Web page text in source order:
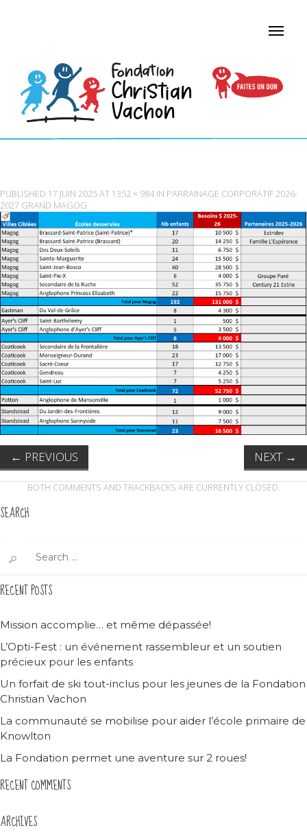
PUBLISHED 17 JUIN 2025AT 1352 × 984 IN PARRAINAGE CORPORATIF 2026-
2027 GRAND MAGOG
← PREVIOUS NEXT →
BOTH COMMENTS AND TRACKBACKS ARE CURRENTLY CLOSED.
SEARCH
for:
RECENT POSTS
Mission accomplie… et même dépassée!
L’Opti-Fest : un événement rassembleur et un soutien
précieux pour les enfants
Un forfait de ski tout-inclus pour les jeunes de la Fondation
Christian Vachon
La communauté se mobilise pour aider l’école primaire de
Knowlton
La Fondation permet une aventure sur 2 roues!
RECENT COMMENTS
ARCHIVES